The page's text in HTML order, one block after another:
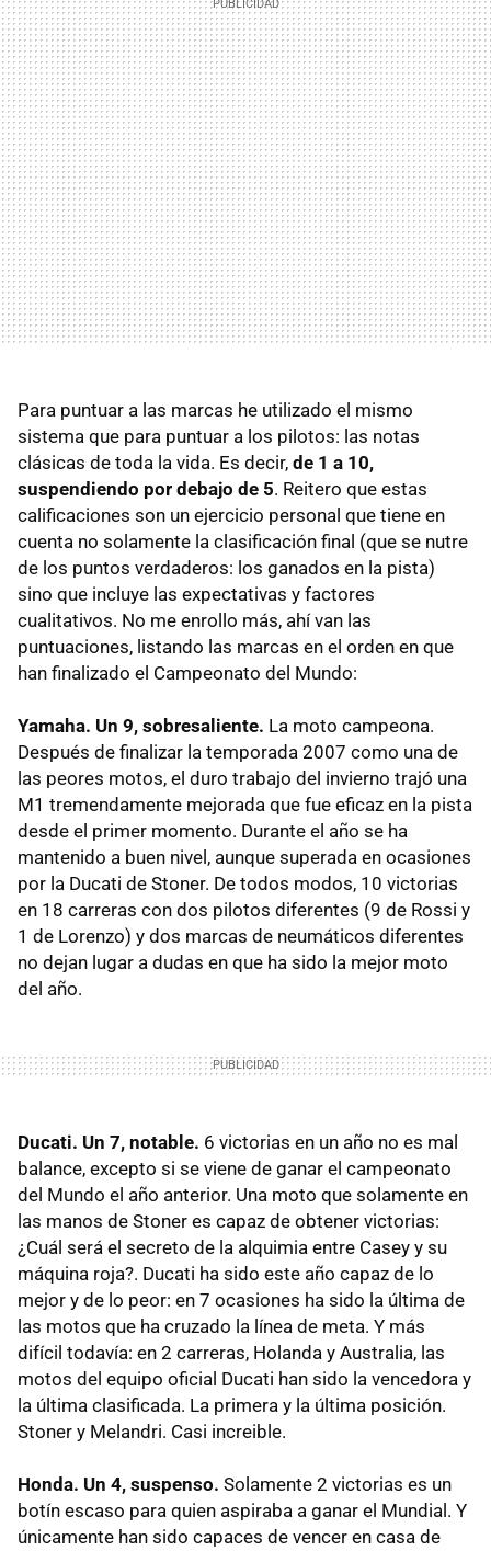
Para puntuar a las marcas he utilizado el mismo
sistema que para puntuar a los pilotos: las notas
clásicas de toda la vida. Es decir, de 1 a 10,
suspendiendo por debajo de 5. Reitero que estas
calificaciones son un ejercicio personal que tiene en
cuenta no solamente la clasificación final (que se nutre
de los puntos verdaderos: los ganados en la pista)
sino que incluye las expectativas y factores
cualitativos. No me enrollo más, ahí van las
puntuaciones, listando las marcas en el orden en que
han finalizado el Campeonato del Mundo:
Yamaha. Un 9, sobresaliente. La moto campeona.
Después de finalizar la temporada 2007 como una de
las peores motos, el duro trabajo del invierno trajó una
M1 tremendamente mejorada que fue eficaz en la pista
desde el primer momento. Durante el año se ha
mantenido a buen nivel, aunque superada en ocasiones
por la Ducati de Stoner. De todos modos, 10 victorias
en 18 carreras con dos pilotos diferentes (9 de Rossi y
1 de Lorenzo) y dos marcas de neumáticos diferentes
no dejan lugar a dudas en que ha sido la mejor moto
del año.
Ducati. Un 7, notable. 6 victorias en un año no es mal
balance, excepto si se viene de ganar el campeonato
del Mundo el año anterior. Una moto que solamente en
las manos de Stoner es capaz de obtener victorias:
¿Cuál será el secreto de la alquimia entre Casey y su
máquina roja?. Ducati ha sido este año capaz de lo
mejor y de lo peor: en 7 ocasiones ha sido la última de
las motos que ha cruzado la línea de meta. Y más
difícil todavía: en 2 carreras, Holanda y Australia, las
motos del equipo oficial Ducati han sido la vencedora y
la última clasificada. La primera y la última posición.
Stoner y Melandri. Casi increible.
Honda. Un 4, suspenso. Solamente 2 victorias es un
botín escaso para quien aspiraba a ganar el Mundial. Y
únicamente han sido capaces de vencer en casa de